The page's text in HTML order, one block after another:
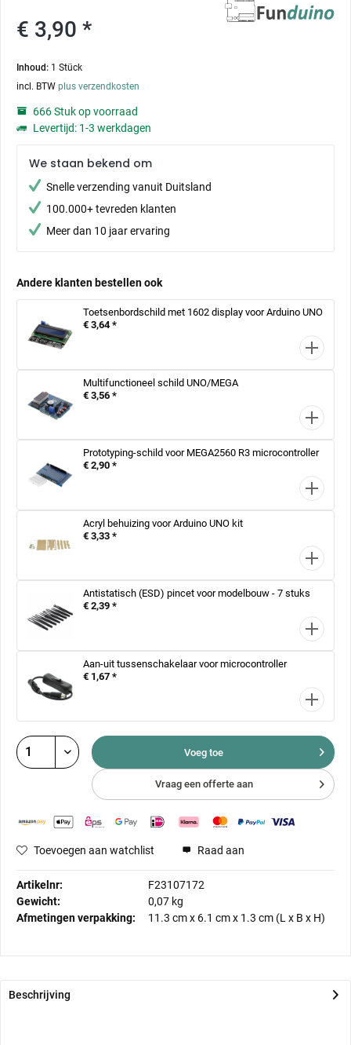
€ 3,90 *
Inhoud: 1 Stück
incl. BTW plus verzendkosten
666 Stuk op voorraad
Levertijd: 1-3 werkdagen
We staan bekend om
Snelle verzending vanuit Duitsland
100.000+ tevreden klanten
Meer dan 10 jaar ervaring
Andere klanten bestellen ook
Toetsenbordschild met 1602 display voor Arduino UNO
€ 3,64 *
Multifunctioneel schild UNO/MEGA
€ 3,56 *
Prototyping-schild voor MEGA2560 R3 microcontroller
€ 2,90 *
Acryl behuizing voor Arduino UNO kit
€ 3,33 *
Antistatisch (ESD) pincet voor modelbouw - 7 stuks
€ 2,39 *
Aan-uit tussenschakelaar voor microcontroller
€ 1,67 *
Voeg toe
Vraag een offerte aan
Toevoegen aan watchlist Raad aan
Artikelnr:
F23107172
Gewicht:
0,07 kg
Afmetingen verpakking:
11.3 cmx 6.1 cmx 1.3 cm (L x B x H)
Beschrijving